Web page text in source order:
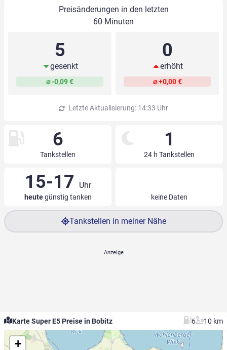
Preisänderungen in den letzten
60 Minuten
5
gesenkt
⌀ -0,09 €
0
erhöht
⌀ +0,00 €
Letzte Aktualisierung: 14:33 Uhr
6
Tankstellen
1
24 h Tankstellen
15-17 Uhr
heutegünstig tanken keine Daten
Tankstellen in meiner Nähe
Karte Super E5 Preise in Bobitz 6 10 km
+